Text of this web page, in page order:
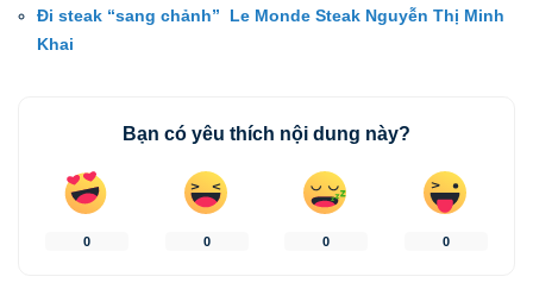
Đi steak “sang chảnh” Le Monde Steak Nguyễn Thị Minh
Khai
Bạn có yêu thích nội dung này?
0 0 0 0